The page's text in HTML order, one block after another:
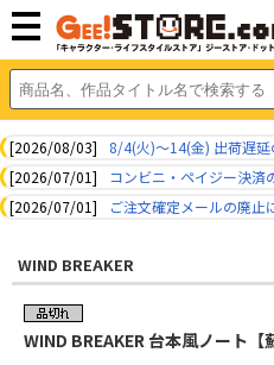
[2026/08/03]
8/4(火)～14(金) 出荷遅
[2026/07/01]
コンビニ・ペイジー決済
[2026/07/01]
ご注文確定メールの廃止
WIND BREAKER
WIND BREAKER 台本風ノート【